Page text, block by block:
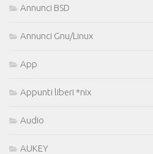
Annunci BSD
Annunci Gnu/Linux
App
Appunti liberi *nix
Audio
AUKEY